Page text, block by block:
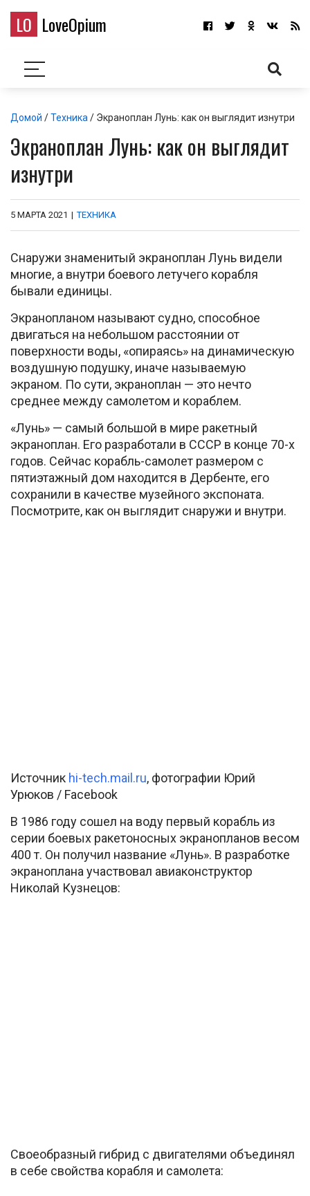
LO LoveOpium
Домой /Техника / Экраноплан Лунь: как он выглядит изнутри
Экраноплан Лунь: как он выглядит
изнутри
5 МАРТА 2021 | ТЕХНИКА
Снаружи знаменитый экраноплан Лунь видели
многие, а внутри боевого летучего корабля
бывали единицы.
Экранопланом называют судно, способное
двигаться на небольшом расстоянии от
поверхности воды, «опираясь» на динамическую
воздушную подушку, иначе называемую
экраном. По сути, экраноплан — это нечто
среднее между самолетом и кораблем.
«Лунь» — самый большой в мире ракетный
экраноплан. Его разработали в СССР в конце 70-х
годов. Сейчас корабль-самолет размером с
пятиэтажный дом находится в Дербенте, его
сохранили в качестве музейного экспоната.
Посмотрите, как он выглядит снаружи и внутри.
Источник hi-tech.mail.ru, фотографии Юрий
Урюков / Facebook
В 1986 году сошел на воду первый корабль из
серии боевых ракетоносных экранопланов весом
400 т. Он получил название «Лунь». В разработке
экраноплана участвовал авиаконструктор
Николай Кузнецов:
Своеобразный гибрид с двигателями объединял
в себе свойства корабля и самолета: